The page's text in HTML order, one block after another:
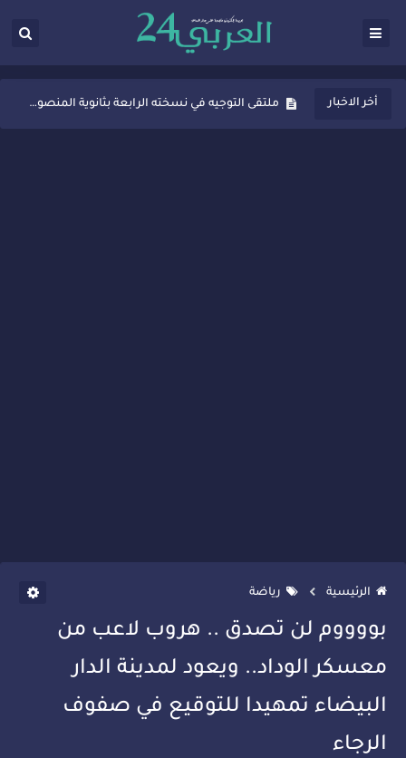
أخر الاخبار
ثانوية المنصور الذهبي بسيدي قاسم تُعزّز ثقافة التوجيه المدرسي بمبادرة نوعية تجمع بين التفاعل والتكريم
ملتقى التوجيه في نسخته الرابعة بثانوية المنصور الذهبي بسيدي قاسم
الرئيسية رياضة
بووووم لن تصدق .. هروب لاعب من
معسكر الوداد.. ويعود لمدينة الدار
البيضاء تمهيدا للتوقيع في صفوف
الرجاء